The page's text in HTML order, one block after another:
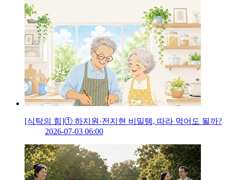
[식탁의 힘]① 하지원·전지현 비밀템, 따라 먹어도 될까?
2026-07-03 06:00